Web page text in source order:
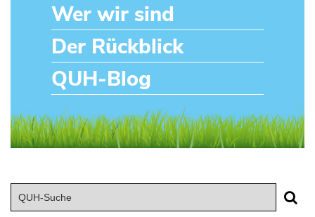
Wer wir sind
Der Rückblick
QUH-Blog